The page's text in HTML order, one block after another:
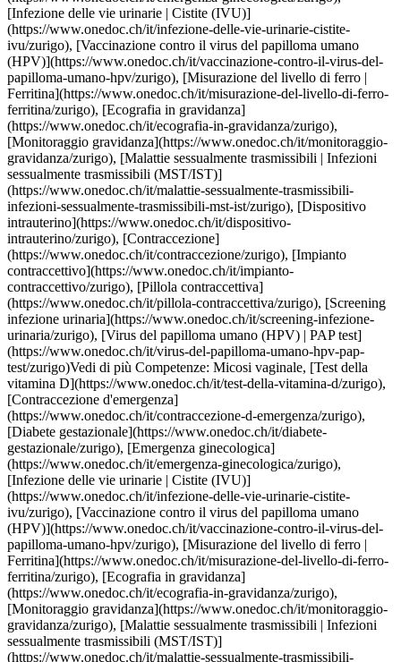
[Contraccezione d'emergenza](https://www.onedoc.ch/it/contraccezione-d-emergenza/zurigo), [Diabete gestazionale](https://www.onedoc.ch/it/diabete-gestazionale/zurigo), [Emergenza ginecologica](https://www.onedoc.ch/it/emergenza-ginecologica/zurigo), [Infezione delle vie urinarie | Cistite (IVU)](https://www.onedoc.ch/it/infezione-delle-vie-urinarie-cistite-ivu/zurigo), [Vaccinazione contro il virus del papilloma umano (HPV)](https://www.onedoc.ch/it/vaccinazione-contro-il-virus-del-papilloma-umano-hpv/zurigo), [Misurazione del livello di ferro | Ferritina](https://www.onedoc.ch/it/misurazione-del-livello-di-ferro-ferritina/zurigo), [Ecografia in gravidanza](https://www.onedoc.ch/it/ecografia-in-gravidanza/zurigo), [Monitoraggio gravidanza](https://www.onedoc.ch/it/monitoraggio-gravidanza/zurigo), [Malattie sessualmente trasmissibili | Infezioni sessualmente trasmissibili (MST/IST)](https://www.onedoc.ch/it/malattie-sessualmente-trasmissibili-infezioni-sessualmente-trasmissibili-mst-ist/zurigo), [Dispositivo intrauterino](https://www.onedoc.ch/it/dispositivo-intrauterino/zurigo), [Contraccezione](https://www.onedoc.ch/it/contraccezione/zurigo), [Impianto contraccettivo](https://www.onedoc.ch/it/impianto-contraccettivo/zurigo), [Pillola contraccettiva](https://www.onedoc.ch/it/pillola-contraccettiva/zurigo), [Screening infezione urinaria](https://www.onedoc.ch/it/screening-infezione-urinaria/zurigo), [Virus del papilloma umano (HPV) | PAP test](https://www.onedoc.ch/it/virus-del-papilloma-umano-hpv-pap-test/zurigo)Vedi di più [![Dr.ssa med. (BG) Alina Staikov, OB-GYN (ostetrico-ginecologo) a Zurigo](https://assets.onedoc.ch/images/users/06da7f9f0fbabdc4af739347395e10fba6b624a0f24df140f277f476ce7e061c-small.png "Dr.ssa med. (BG) Alina Staikov, OB-GYN (ostetrico-ginecologo) a Zurigo")](https://www.onedoc.ch/it/ob-gyn-ostetrico-ginecologo/zurigo/pc121/dr-med-bg-alina-staikov) ### [Dr.ssa med. (BG) Alina Staikov](https://www.onedoc.ch/it/ob-gyn-ostetrico-ginecologo/zurigo/pc121/dr-med-bg-alina-staikov) ![Badge che indica un profilo verificato](https://www.onedoc.ch/assets/images/icons/checkmark.svg) [OB-GYN (ostetrico-ginecologo)](https://www.onedoc.ch/it/ob-gyn-ostetrico-ginecologo/zurigo) [gynpoint Bahnhofplatz](https://www.onedoc.ch/it/studio-medico/zurigo/ebegf/gynpoint-bahnhofplatz) Bahnhofplatz 5 8001 Zurigo ![Icona paziente con segno più che indica che il professionista accetta nuovi pazienti](https://www.onedoc.ch/assets/images/icons/new-patients.svg)Accetta nuovi pazienti [Prenota un appuntamento](https://www.onedoc.ch/it/ob-gyn-ostetrico-ginecologo/zurigo/pc121/dr-med-bg-alina-staikov) Competenze: Micosi vaginale, [Ecografia 4D di gravidanza](https://www.onedoc.ch/it/ecografia-4d-di-gravidanza/zurigo), [Ginecologia estetica](https://www.onedoc.ch/it/ginecologia-estetica/zurigo), [Test della vitamina D](https://www.onedoc.ch/it/test-della-vitamina-d/zurigo), [Trattamento con laser CO2 | Trattamento con laser CO2 frazionato](https://www.onedoc.ch/it/trattamento-con-laser-co2-trattamento-con-laser-co2-frazionato/zurigo), [Contraccezione d'emergenza](https://www.onedoc.ch/it/contraccezione-d-emergenza/zurigo), [Endometriosi](https://www.onedoc.ch/it/endometriosi/zurigo), [Pianificazione familiare](https://www.onedoc.ch/it/pianificazione-familiare/zurigo), [Interruzione volontaria di gravidanza](https://www.onedoc.ch/it/interruzione-volontaria-di-gravidanza/zurigo), [Diabete gestazionale](https://www.onedoc.ch/it/diabete-gestazionale/zurigo), [Trattamento laser ginecologico | Laser Vaginale](https://www.onedoc.ch/it/trattamento-laser-ginecologico-laser-vaginale/zurigo), [Emergenza ginecologica](https://www.onedoc.ch/it/emergenza-ginecologica/zurigo), [Infezione delle vie urinarie | Cistite (IVU)](https://www.onedoc.ch/it/infezione-delle-vie-urinarie-cistite-ivu/zurigo), [Analisi ormonale](https://www.onedoc.ch/it/analisi-ormonale/zurigo), [Vaccinazione contro il virus del papilloma umano (HPV)](https://www.onedoc.ch/it/vaccinazione-contro-il-virus-del-papilloma-umano-hpv/zurigo), [Dispositivo intrauterino](https://www.onedoc.ch/it/dispositivo-intrauterino/zurigo), [Ginecologia pediatrica | Ginecologia dell'adolescenza](https://www.onedoc.ch/it/ginecologia-pediatrica-ginecologia-dell-adolescenza/zurigo), [Infertilità](https://www.onedoc.ch/it/infertilita/zurigo), [Misurazione del livello di ferro | Ferritina](https://www.onedoc.ch/it/misurazione-del-livello-di-ferro-ferritina/zurigo), [Ecografia in gravidanza](https://www.onedoc.ch/it/ecografia-in-gravidanza/zurigo), [Monitoraggio gravidanza](https://www.onedoc.ch/it/monitoraggio-gravidanza/zurigo), [Malattie sessualmente trasmissibili | Infezioni sessualmente trasmissibili (MST/IST)](https://www.onedoc.ch/it/malattie-sessualmente-trasmissibili-infezioni-sessualmente-trasmissibili-mst-ist/zurigo), [Inseminazione artificiale](https://www.onedoc.ch/it/inseminazione-artificiale/zurigo), [Procreazione medicalmente assistita (PMA)](https://www.onedoc.ch/it/procreazione-medicalmente-assistita-pma/zurigo), [Contraccezione](https://www.onedoc.ch/it/contraccezione/zurigo), [Impianto contraccettivo](https://www.onedoc.ch/it/impianto-contraccettivo/zurigo), [Pillola contraccettiva](https://www.onedoc.ch/it/pillola-contraccettiva/zurigo), [Screening del cancro al seno](https://www.onedoc.ch/it/screening-del-cancro-al-seno/zurigo), [Screening infezione urinaria](https://www.onedoc.ch/it/screening-infezione-urinaria/zurigo), [Virus del papilloma umano (HPV) | PAP test](https://www.onedoc.ch/it/virus-del-papilloma-umano-hpv-pap-test/zurigo), [Menopausa](https://www.onedoc.ch/it/menopausa/zurigo)Vedi di più Competenze: Micosi vaginale, [Ecografia 4D di gravidanza](https://www.onedoc.ch/it/ecografia-4d-di-gravidanza/zurigo), [Ginecologia estetica](https://www.onedoc.ch/it/ginecologia-estetica/zurigo), [Test della vitamina D](https://www.onedoc.ch/it/test-della-vitamina-d/zurigo), [Trattamento con laser CO2 | Trattamento con laser CO2 frazionato](https://www.onedoc.ch/it/trattamento-con-laser-co2-trattamento-con-laser-co2-frazionato/zurigo), [Contraccezione d'emergenza](https://www.onedoc.ch/it/contraccezione-d-emergenza/zurigo), [Endometriosi](https://www.onedoc.ch/it/endometriosi/zurigo), [Pianificazione familiare](https://www.onedoc.ch/it/pianificazione-familiare/zurigo), [Interruzione volontaria di gravidanza](https://www.onedoc.ch/it/interruzione-volontaria-di-gravidanza/zurigo), [Diabete gestazionale](https://www.onedoc.ch/it/diabete-gestazionale/zurigo), [Trattamento laser ginecologico | Laser Vaginale](https://www.onedoc.ch/it/trattamento-laser-ginecologico-laser-vaginale/zurigo), [Emergenza ginecologica](https://www.onedoc.ch/it/emergenza-ginecologica/zurigo), [Infezione delle vie urinarie | Cistite (IVU)](https://www.onedoc.ch/it/infezione-delle-vie-urinarie-cistite-ivu/zurigo), [Analisi ormonale](https://www.onedoc.ch/it/analisi-ormonale/zurigo), [Vaccinazione contro il virus del papilloma umano (HPV)](https://www.onedoc.ch/it/vaccinazione-contro-il-virus-del-papilloma-umano-hpv/zurigo), [Dispositivo intrauterino](https://www.onedoc.ch/it/dispositivo-intrauterino/zurigo), [Ginecologia pediatrica | Ginecologia dell'adolescenza](https://www.onedoc.ch/it/ginecologia-pediatrica-ginecologia-dell-adolescenza/zurigo), [Infertilità](https://www.onedoc.ch/it/infertilita/zurigo), [Misurazione del livello di ferro | Ferritina](https://www.onedoc.ch/it/misurazione-del-livello-di-ferro-ferritina/zurigo), [Ecografia in gravidanza](https://www.onedoc.ch/it/ecografia-in-gravidanza/zurigo), [Monitoraggio gravidanza](https://www.onedoc.ch/it/monitoraggio-gravidanza/zurigo), [Malattie sessualmente trasmissibili | Infezioni sessualmente trasmissibili (MST/IST)](https://www.onedoc.ch/it/malattie-sessualmente-trasmissibili-infezioni-sessualmente-trasmissibili-mst-ist/zurigo), [Inseminazione artificiale](https://www.onedoc.ch/it/inseminazione-artificiale/zurigo), [Procreazione medicalmente assistita (PMA)](https://www.onedoc.ch/it/procreazione-medicalmente-assistita-pma/zurigo), [Contraccezione](https://www.onedoc.ch/it/contraccezione/zurigo), [Impianto contraccettivo](https://www.onedoc.ch/it/impianto-contraccettivo/zurigo), [Pillola contraccettiva](https://www.onedoc.ch/it/pillola-contraccettiva/zurigo), [Screening del cancro al seno](https://www.onedoc.ch/it/screening-del-cancro-al-seno/zurigo), [Screening infezione urinaria](https://www.onedoc.ch/it/screening-infezione-urinaria/zurigo), [Virus del papilloma umano (HPV) | PAP test](https://www.onedoc.ch/it/virus-del-papilloma-umano-hpv-pap-test/zurigo), [Menopausa](https://www.onedoc.ch/it/menopausa/zurigo)Vedi di più [![Dr.ssa med. Tabea Meier, OB-GYN (ostetrico-ginecologo) a Zurigo](https://assets.onedoc.ch/images/users/6b51d1b851d2e34ffd1f6d7e446cdabedae92b53812fe85207938d2666742b37-small.jpg "Dr.ssa med. Tabea Meier, OB-GYN (ostetrico-ginecologo) a Zurigo")](https://www.onedoc.ch/it/ob-gyn-ostetrico-ginecologo/zurigo/pcz6w/dr-med-tabea-meier) ### [Dr.ssa med. Tabea Meier](https://www.onedoc.ch/it/ob-gyn-ostetrico-ginecologo/zurigo/pcz6w/dr-med-tabea-meier) ![Badge che indica un profilo verificato](https://www.onedoc.ch/assets/images/icons/checkmark.svg) [OB-GYN (ostetrico-ginecologo)](https://www.onedoc.ch/it/ob-gyn-ostetrico-ginecologo/zurigo) [gynhealth Enge, Tessinerplatz 12](https://www.onedoc.ch/it/centro-medico/zurigo/ebd0t/gynhealth-enge-tessinerplatz-12) Tessinerplatz 12 8002 Zurigo ![Icona paziente con segno più che indica che il professionista accetta nuovi pazienti](https://www.onedoc.ch/assets/images/icons/new-patients.svg)Accetta nuovi pazienti [Prenota un appuntamento](https://www.onedoc.ch/it/ob-gyn-ostetrico-ginecologo/zurigo/pcz6w/dr-med-tabea-meier) Competenze: Micosi vaginale, [Ginecologia estetica](https://www.onedoc.ch/it/ginecologia-estetica/zurigo), [Infezione delle vie urinarie | Cistite (IVU)](https://www.onedoc.ch/it/infezione-delle-vie-urinarie-cistite-ivu/zurigo), [Specialista del se